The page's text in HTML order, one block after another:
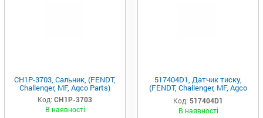
CH1P-3703, Сальник, (FENDT,
Challenger, MF, Agco Parts)
Код: CH1P-3703
В наявності
517404D1, Датчик тиску,
(FENDT, Challenger, MF, Agco
Parts)
Код: 517404D1
В наявності